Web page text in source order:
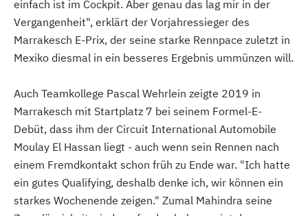
einfach ist im Cockpit. Aber genau das lag mir in der
Vergangenheit", erklärt der Vorjahressieger des
Marrakesch E-Prix, der seine starke Rennpace zuletzt in
Mexiko diesmal in ein besseres Ergebnis ummünzen will.
Auch Teamkollege Pascal Wehrlein zeigte 2019 in
Marrakesch mit Startplatz 7 bei seinem Formel-E-
Debüt, dass ihm der Circuit International Automobile
Moulay El Hassan liegt - auch wenn sein Rennen nach
einem Fremdkontakt schon früh zu Ende war. "Ich hatte
ein gutes Qualifying, deshalb denke ich, wir können ein
starkes Wochenende zeigen." Zumal Mahindra seine